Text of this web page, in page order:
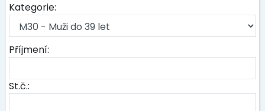
Kategorie:
Příjmení:
St.č.: